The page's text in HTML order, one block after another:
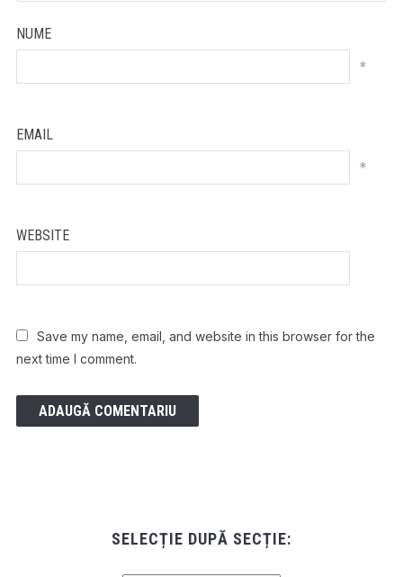
NUME
*
EMAIL
*
WEBSITE
Save my name, email, and website in this browser for the
next time I comment.
SELECȚIE DUPĂ SECȚIE: